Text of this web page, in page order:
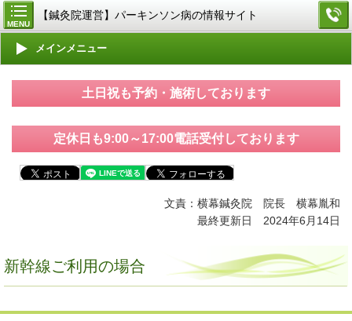
MENU
【鍼灸院運営】パーキンソン病の情報サイト
メインメニュー
土日祝も予約・施術しております
定休日も9:00～17:00電話受付しております
文責：横幕鍼灸院 院長 横幕胤和
最終更新日 2024年6月14日
新幹線ご利用の場合